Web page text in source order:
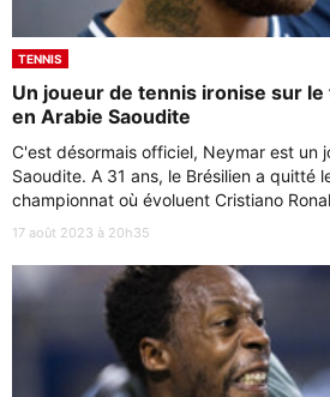
TENNIS
Un joueur de tennis ironise sur
en Arabie Saoudite
C'est désormais officiel, Neymar est un
Saoudite. A 31 ans, le Brésilien a quitté
championnat où évoluent Cristiano
17 août 2023 à 20h35